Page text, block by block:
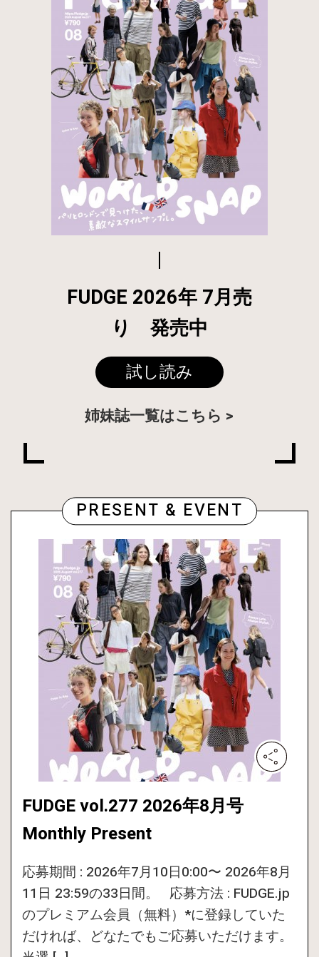
FUDGE 2026年 7月売
り 発売中
試し読み
姉妹誌一覧はこちら
PRESENT & EVENT
FUDGE vol.277 2026年8月号
Monthly Present
応募期間 : 2026年7月10日0:00〜 2026年8月
11日 23:59の33日間。 応募方法 : FUDGE.jp
のプレミアム会員（無料）*に登録していた
だければ、どなたでもご応募いただけます。